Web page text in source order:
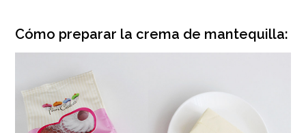
Cómo preparar la crema de mantequilla: